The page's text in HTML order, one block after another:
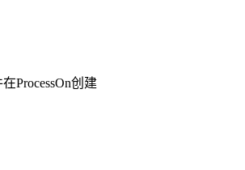
ProcessOn创建